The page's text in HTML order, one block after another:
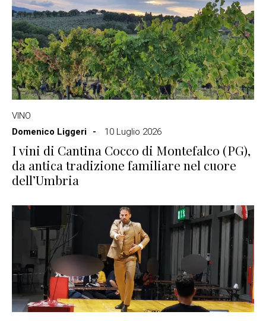
VINO
Domenico Liggeri
10 Luglio 2026
I vini di Cantina Cocco di Montefalco (PG),
da antica tradizione familiare nel cuore
dell’Umbria